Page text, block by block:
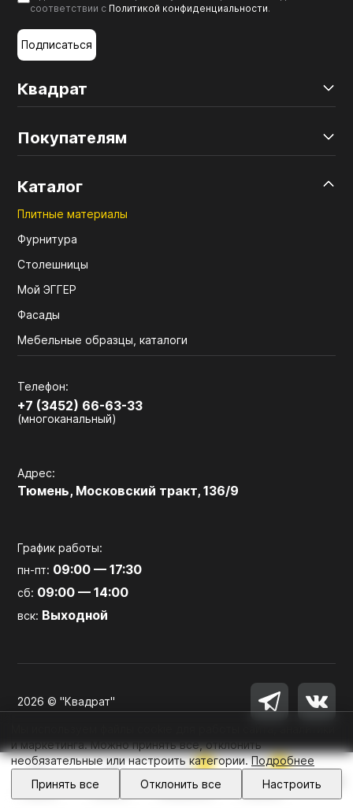
Главная Каталог Избранное
0
Корзина
0
Войти
Квадрат
Покупателям
Каталог
Плитные материалы
Фурнитура
Столешницы
Мой ЭГГЕР
Фасады
Мебельные образцы, каталоги
Телефон:
+7 (3452) 66-63-33
(многоканальный)
Адрес:
Тюмень, Московский тракт, 136/9
График работы:
пн-пт: 09:00 — 17:30
сб: 09:00 — 14:00
вск: Выходной
соответствии с Политикой конфиденциальности.
Подписаться
2026 © "Квадрат"
и маркетинга. Можно принять все, отклонить
необязательные или настроить категории.Подробнее
Принять все
Отклонить все Настроить